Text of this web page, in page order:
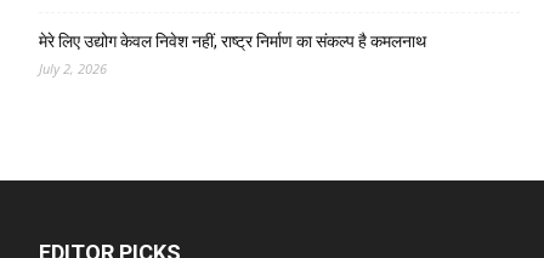
मेरे लिए उद्योग केवल निवेश नहीं, राष्ट्र निर्माण का संकल्प है कमलनाथ
July 2, 2026
EDITOR PICKS